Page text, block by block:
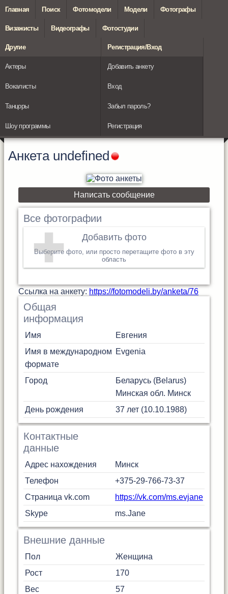
Главная Поиск Фотомодели Модели Фотографы
Визажисты Видеографы Фотостудии
Другие
Актеры
Вокалисты
Танцоры
Шоу программы
Регистрация/Вход
Добавить анкету
Вход
Забыл пароль?
Регистрация
Анкета undefined
Написать сообщение
Все фотографии
Добавить фото
Выберите фото, или просто перетащите фото в эту
область
Cсылка на анкету: https://fotomodeli.by/anketa/76
Общая
информация
Имя
Евгения
Имя в международном
формате
Evgenia
Город
Беларусь (Belarus)
Минская обл. Минск
День рождения
37 лет (10.10.1988)
Контактные
данные
Адрес нахождения
Минск
Телефон
+375-29-766-73-37
Страница vk.com
https://vk.com/ms.evjane
Skype
ms.Jane
Внешние данные
Пол
Женщина
Рост
170
Вес
57